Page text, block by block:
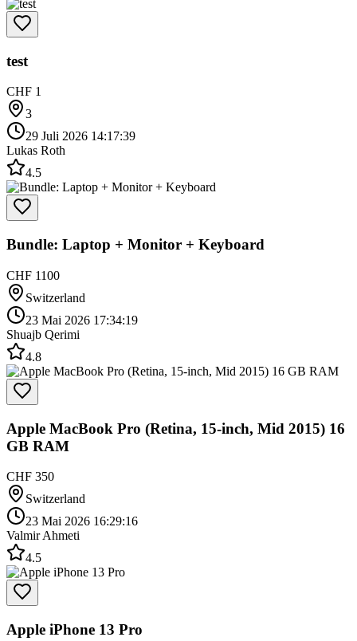
test
CHF 1
3
29 Juli 2026 14:17:39
Lukas Roth
4.5
Bundle: Laptop + Monitor + Keyboard
CHF 1100
Switzerland
23 Mai 2026 17:34:19
Shuajb Qerimi
4.8
Apple MacBook Pro (Retina, 15-inch, Mid 2015) 16
GB RAM
CHF 350
Switzerland
23 Mai 2026 16:29:16
Valmir Ahmeti
4.5
Apple iPhone 13 Pro